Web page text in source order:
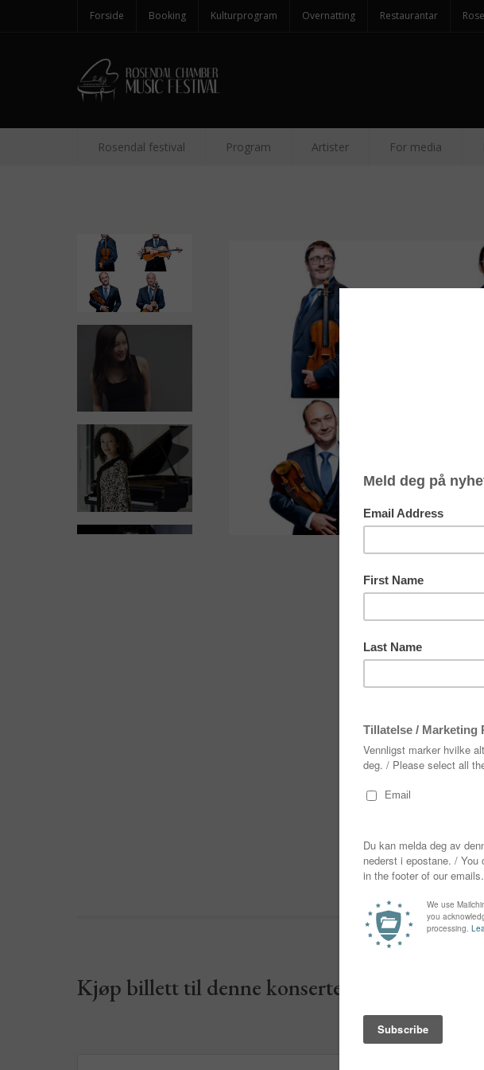
Forside Booking Kulturprogram Overnatting Restaurantar
Rosendal festival Program Artister For media
Kjøp billett til denne konserten